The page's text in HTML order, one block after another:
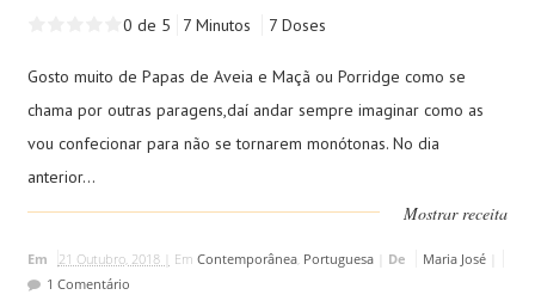
0 de 5 7 Minutos 7 Doses
Gosto muito de Papas de Aveia e Maçã ou Porridge como se
chama por outras paragens,daí andar sempre imaginar como as
vou confecionar para não se tornarem monótonas. No dia
anterior...
Mostrar receita
Em 21 Outubro, 2018 | Em Contemporânea, Portuguesa| De Maria José|
1 Comentário